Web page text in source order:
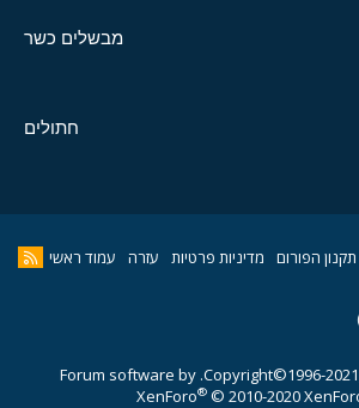
מבשלים כשר
חתולים
תקנון הפורום מדיניות פרטיות עזרה עמוד ראשי
Copyright©1996-
Forum software by
XenForo® © 2010-2020